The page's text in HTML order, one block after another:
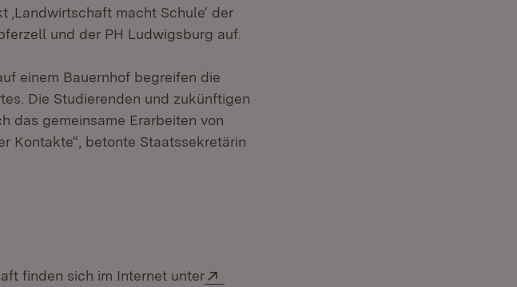
macht Schule‘ der
und der PH Ludwigsburg auf.
einem Bauernhof begreifen die
Die Studierenden und zukünftigen
das gemeinsame Erarbeiten von
Kontakte“, betonte Staatssekretärin
finden sich im Internet unter